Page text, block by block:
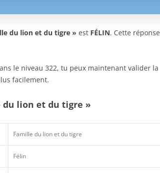
du lion et du tigre » est FÉLIN. Cette réponse
le niveau 322, tu peux maintenant valider la
facilement.
du lion et du tigre »
Famille du lion et du tigre
Félin